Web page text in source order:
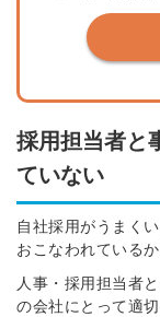
採用担当者と
ていない
自社採用がうまく
おこなわれている
人事・採用担当者
の会社にとって適